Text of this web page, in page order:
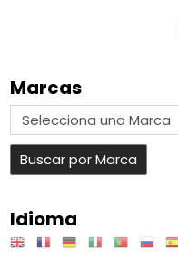
Marcas
Idioma